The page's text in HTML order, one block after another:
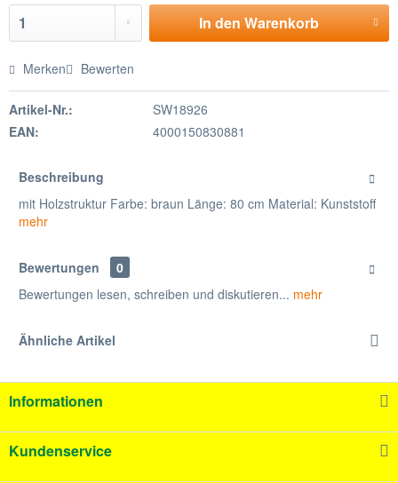
In denWarenkorb
Merken Bewerten
Artikel-Nr.:
SW18926
EAN:
4000150830881
Beschreibung
mit Holzstruktur Farbe: braun Länge: 80 cm Material: Kunststoff
mehr
Bewertungen
0
Bewertungen lesen, schreiben und diskutieren... mehr
Ähnliche Artikel
Informationen
Kundenservice